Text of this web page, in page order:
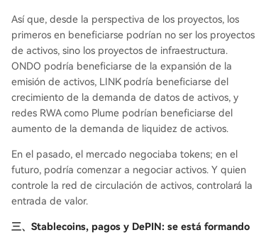
Así que, desde la perspectiva de los proyectos, los
primeros en beneficiarse podrían no ser los proyectos
de activos, sino los proyectos de infraestructura.
ONDO podría beneficiarse de la expansión de la
emisión de activos, LINK podría beneficiarse del
crecimiento de la demanda de datos de activos, y
redes RWA como Plume podrían beneficiarse del
aumento de la demanda de liquidez de activos.
En el pasado, el mercado negociaba tokens; en el
futuro, podría comenzar a negociar activos. Y quien
controle la red de circulación de activos, controlará la
entrada de valor.
三、 Stablecoins, pagos y DePIN: se está formando